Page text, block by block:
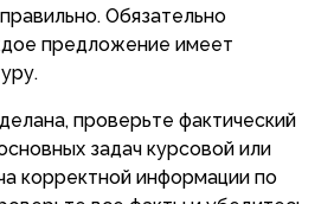
Обязательно
предложение имеет
проверьте фактический
задач курсовой или
корректной информации по